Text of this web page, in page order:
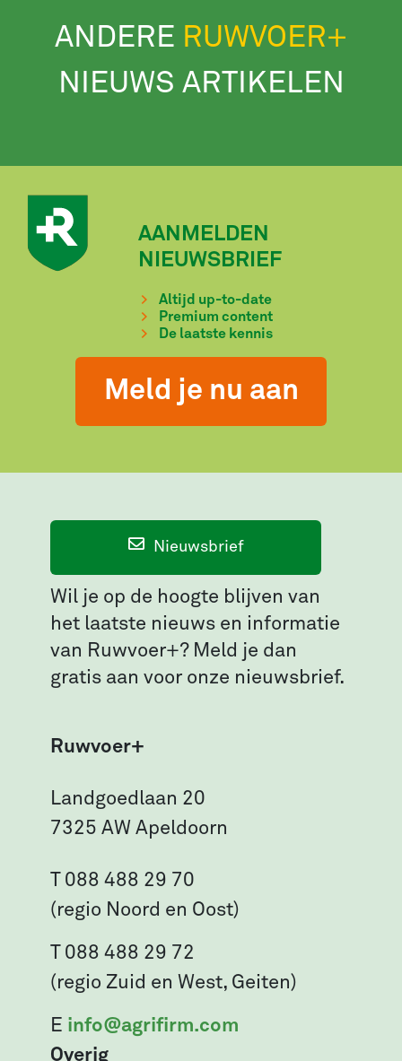
ANDERE RUWVOER+
NIEUWS ARTIKELEN
AANMELDEN
NIEUWSBRIEF
Altijd up-to-date
Premium content
De laatste kennis
Meld je nu aan
Nieuwsbrief
Wil je op de hoogte blijven van
het laatste nieuws en informatie
van Ruwvoer+? Meld je dan
gratis aan voor onze nieuwsbrief.
Ruwvoer+
Landgoedlaan 20
7325 AW Apeldoorn
T 088 488 29 70
(regio Noord en Oost)
T 088 488 29 72
(regio Zuid en West, Geiten)
E info@agrifirm.com
Overig